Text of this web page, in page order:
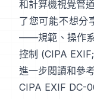
和計算機視覺管
了您可能不想分
——規範、操作
控制 (CIPA EXIF;
進一步閱讀和參考
CIPA EXIF DC-